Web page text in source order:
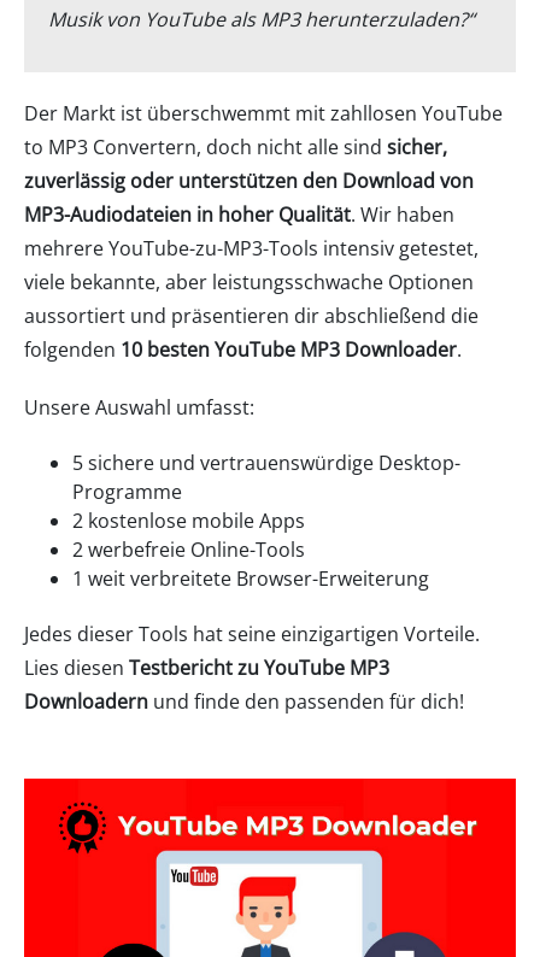
Musik von YouTube als MP3 herunterzuladen?“
Der Markt ist überschwemmt mit zahllosen YouTube
to MP3 Convertern, doch nicht alle sind sicher,
zuverlässig oder unterstützen den Download von
MP3-Audiodateien in hoher Qualität. Wir haben
mehrere YouTube-zu-MP3-Tools intensiv getestet,
viele bekannte, aber leistungsschwache Optionen
aussortiert und präsentieren dir abschließend die
folgenden 10 besten YouTube MP3 Downloader.
Unsere Auswahl umfasst:
5 sichere und vertrauenswürdige Desktop-
Programme
2 kostenlose mobile Apps
2 werbefreie Online-Tools
1 weit verbreitete Browser-Erweiterung
Jedes dieser Tools hat seine einzigartigen Vorteile.
Lies diesen Testbericht zu YouTube MP3
Downloadern und finde den passenden für dich!